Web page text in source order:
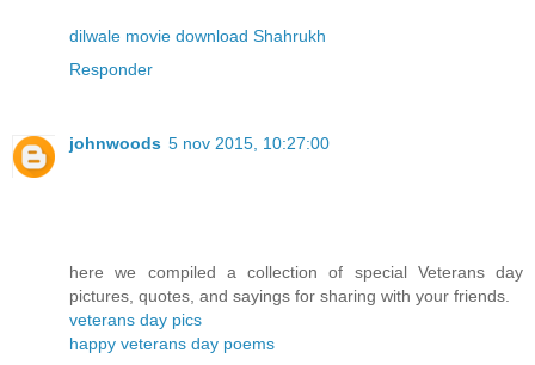
dilwale movie download Shahrukh
Responder
johnwoods 5 nov 2015, 10:27:00
here we compiled a collection of special Veterans day
pictures, quotes, and sayings for sharing with your friends.
veterans day pics
happy veterans day poems